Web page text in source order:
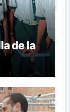
de la